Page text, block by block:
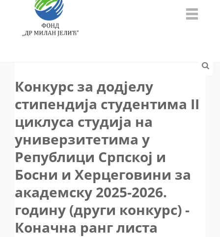
Конкурс за додјелу
стипендија студентима II
циклуса студија на
универзитетима у
Републици Српској и
Босни и Херцеговини за
академску 2025-2026.
годину (други конкурс) -
Коначна ранг листа